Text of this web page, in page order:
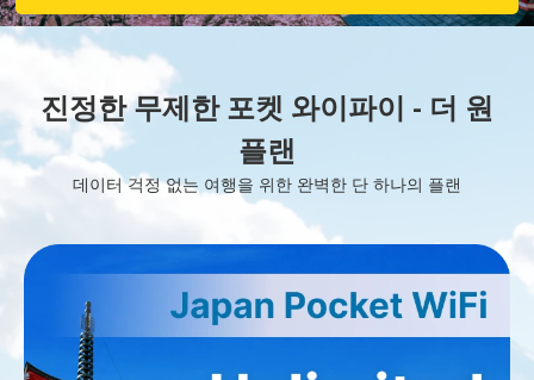
진정한 무제한 포켓 와이파이 - 더 원
플랜
데이터 걱정 없는 여행을 위한 완벽한 단 하나의 플랜